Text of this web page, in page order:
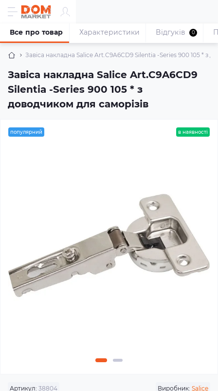
Завіса накладна Salice Art.C9A6CD9 Silentia -Series 900 105 * з
Завіса накладна Salice Art.C9A6CD9
Silentia -Series 900 105 * з
доводчиком для саморізів
Все про товар Характеристики Відгуків 0
популярний в наявності
Артикул: 38804 Виробник: Salice